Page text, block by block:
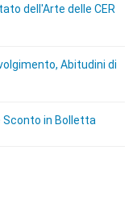
dell'Arte delle CER
Abitudini di
Sconto in Bolletta